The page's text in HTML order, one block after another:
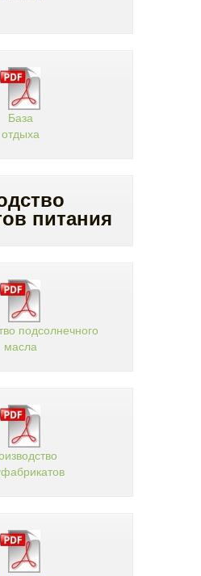
База
отдыха
питания
подсолнечного
масла